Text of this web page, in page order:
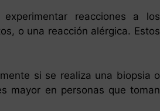
reacciones a los
o una reacción alérgica. Estos
si se realiza una biopsia o
mayor en personas que toman